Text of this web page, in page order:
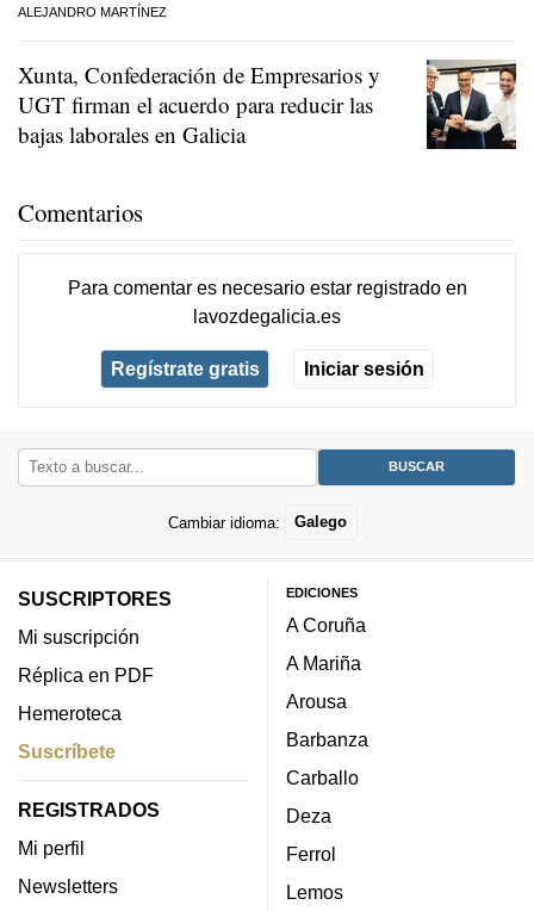
ALEJANDRO MARTÍNEZ
Xunta, Confederación de Empresarios y
UGT firman el acuerdo para reducir las
bajas laborales en Galicia
Comentarios
Para comentar es necesario estar registradoen
lavozdegalicia.es
Regístrate gratis Iniciar sesión
Cambiar idioma: Galego
SUSCRIPTORES
Mi suscripción
Réplica en PDF
Hemeroteca
Suscríbete
REGISTRADOS
Mi perfil
Newsletters
EDICIONES
A Coruña
A Mariña
Arousa
Barbanza
Carballo
Deza
Ferrol
Lemos